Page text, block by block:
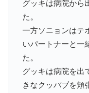
グッキは病院から
た。
一方ソニョンはテ
いパートナーと一
た。
グッキは病院を出
きなクッパブを頬